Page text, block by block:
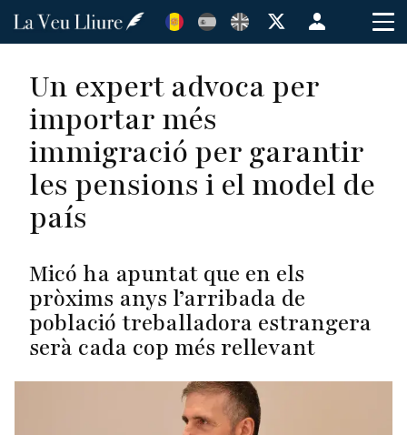
Vés
Menú
de
de
Un expert advoca per
importar més
immigració per garantir
les pensions i el model de
país
Micó ha apuntat que en els
pròxims anys l’arribada de
població treballadora estrangera
serà cada cop més rellevant